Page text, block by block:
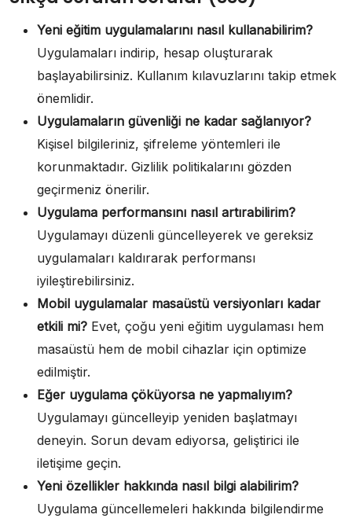
Yeni eğitim uygulamalarını nasıl kullanabilirim?
Uygulamaları indirip, hesap oluşturarak
başlayabilirsiniz. Kullanım kılavuzlarını takip etmek
önemlidir.
Uygulamaların güvenliği ne kadar sağlanıyor?
Kişisel bilgileriniz, şifreleme yöntemleri ile
korunmaktadır. Gizlilik politikalarını gözden
geçirmeniz önerilir.
Uygulama performansını nasıl artırabilirim?
Uygulamayı düzenli güncelleyerek ve gereksiz
uygulamaları kaldırarak performansı
iyileştirebilirsiniz.
Mobil uygulamalar masaüstü versiyonları kadar
etkili mi? Evet, çoğu yeni eğitim uygulaması hem
masaüstü hem de mobil cihazlar için optimize
edilmiştir.
Eğer uygulama çöküyorsa ne yapmalıyım?
Uygulamayı güncelleyip yeniden başlatmayı
deneyin. Sorun devam ediyorsa, geliştirici ile
iletişime geçin.
Yeni özellikler hakkında nasıl bilgi alabilirim?
Uygulama güncellemeleri hakkında bilgilendirme